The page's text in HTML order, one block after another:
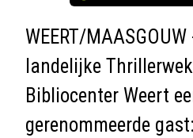
WEERT/
landelijke
Bibliocenter Weert
gerenommeerde